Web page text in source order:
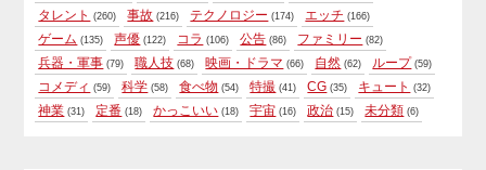
タレント (260) 事故 (216) テクノロジー (174) エッチ (166)
ゲーム (135) 声優 (122) コラ (106) 公告 (86) ファミリー (82)
兵器・軍事 (79) 職人技 (68) 映画・ドラマ (66) 自然 (62) ループ (59)
コメディ (59) 科学 (58) 食べ物 (54) 特撮 (41) CG (35) キュート (32)
神業 (31) 定番 (18) かっこいい (18) 宇宙 (16) 政治 (15) 未分類 (6)